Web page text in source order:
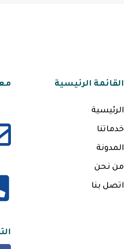
القائمة الرئيسية
الرئيسية
خدماتنا
المدونة
من نحن
اتصل بنا